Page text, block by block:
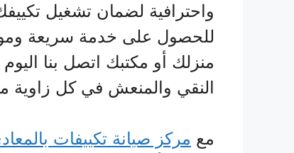
واحترافية لضمان تشغيل
للحصول على خدمة سريعة
منزلك أو مكتبك اتصل بنا
النقي والمنعش في كل زاوية
مع مركز صيانة تكييفات